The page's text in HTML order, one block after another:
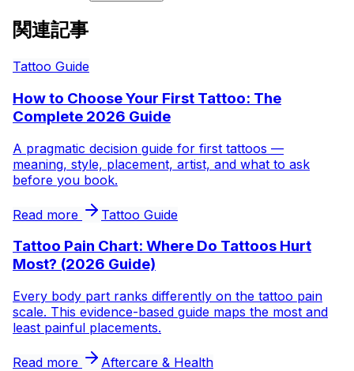
関連記事
Tattoo Guide
How to Choose Your First Tattoo: The
Complete 2026 Guide
A pragmatic decision guide for first tattoos —
meaning, style, placement, artist, and what to ask
before you book.
Read more Tattoo Guide
Tattoo Pain Chart: Where Do Tattoos Hurt
Most? (2026 Guide)
Every body part ranks differently on the tattoo pain
scale. This evidence-based guide maps the most and
least painful placements.
Read more Aftercare & Health